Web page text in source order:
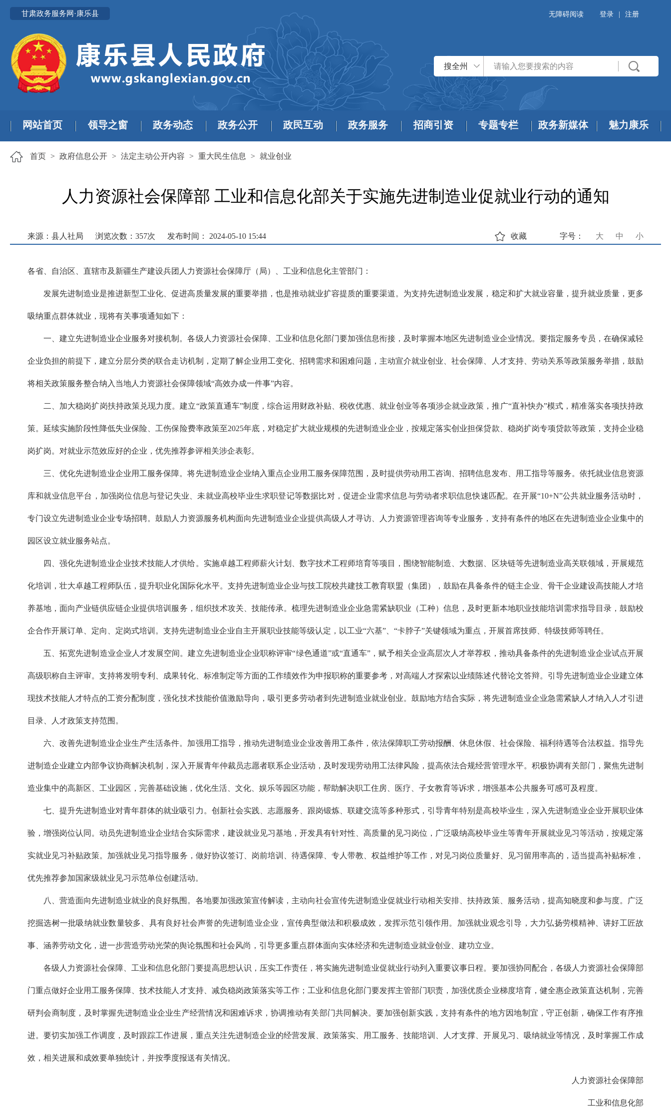
甘肃政务服务网·康乐县 无障碍阅读 登录 注册
搜全州
网站首页 领导之窗 政务动态 政务公开 政民互动 政务服务 招商引资 专题专栏 政务新媒体 魅力康乐
首页 > 政府信息公开 > 法定主动公开内容 > 重大民生信息 > 就业创业
人力资源社会保障部 工业和信息化部关于实施先进制造业促就业行动的通知
来源：县人社局 浏览次数： 357次 发布时间： 2024-05-10 15:44 字号： 大 中 小
收藏
各省、自治区、直辖市及新疆生产建设兵团人力资源社会保障厅（局）、工业和信息化主管部门 ：
发展先进制造业是推进新型工业化、促进高质量发展的重要举措，也是推动就业扩容提质的重要渠道。为支持先进制造业发展，稳定和扩大就业容量，提升就业质量，更多
吸纳重点群体就业，现将有关事项通知如下：
一、建立先进制造业企业服务对接机制。各级人力资源社会保障、工业和信息化部门要加强信息衔接，及时掌握本地区先进制造业企业情况。要指定服务专员，在确保减轻
企业负担的前提下，建立分层分类的联合走访机制，定期了解企业用工变化、招聘需求和困难问题，主动宣介就业创业、社会保障、人才支持、劳动关系等政策服务举措，鼓励
将相关政策服务整合纳入当地人力资源社会保障领域“高效办成一件事”内容。
二、加大稳岗扩岗扶持政策兑现力度。建立“政策直通车”制度，综合运用财政补贴、税收优惠、就业创业等各项涉企就业政策，推广“直补快办”模式，精准落实各项扶持政
策。延续实施阶段性降低失业保险、工伤保险费率政策至2025年底，对稳定扩大就业规模的先进制造业企业，按规定落实创业担保贷款、稳岗扩岗专项贷款等政策，支持企业稳
岗扩岗。对就业示范效应好的企业，优先推荐参评相关涉企表彰。
三、优化先进制造业企业用工服务保障。将先进制造业企业纳入重点企业用工服务保障范围，及时提供劳动用工咨询、招聘信息发布、用工指导等服务。依托就业信息资源
库和就业信息平台，加强岗位信息与登记失业、未就业高校毕业生求职登记等数据比对，促进企业需求信息与劳动者求职信息快速匹配。在开展“10+N”公共就业服务活动时，
专门设立先进制造业企业专场招聘。鼓励人力资源服务机构面向先进制造业企业提供高级人才寻访、人力资源管理咨询等专业服务，支持有条件的地区在先进制造业企业集中的
园区设立就业服务站点。
四、强化先进制造业企业技术技能人才供给。实施卓越工程师薪火计划、数字技术工程师培育等项目，围绕智能制造、大数据、区块链等先进制造业高关联领域，开展规范
化培训，壮大卓越工程师队伍，提升职业化国际化水平。支持先进制造业企业与技工院校共建技工教育联盟（集团），鼓励在具备条件的链主企业、骨干企业建设高技能人才培
养基地，面向产业链供应链企业提供培训服务，组织技术攻关、技能传承。梳理先进制造业企业急需紧缺职业（工种）信息，及时更新本地职业技能培训需求指导目录，鼓励校
企合作开展订单、定向、定岗式培训。支持先进制造业企业自主开展职业技能等级认定，以工业“六基”、“卡脖子”关键领域为重点，开展首席技师、特级技师等聘任。
五、拓宽先进制造业企业人才发展空间。建立先进制造业企业职称评审“绿色通道”或“直通车”，赋予相关企业高层次人才举荐权，推动具备条件的先进制造业企业试点开展
高级职称自主评审。支持将发明专利、成果转化、标准制定等方面的工作绩效作为申报职称的重要参考，对高端人才探索以业绩陈述代替论文答辩。引导先进制造业企业建立体
现技术技能人才特点的工资分配制度，强化技术技能价值激励导向，吸引更多劳动者到先进制造业就业创业。鼓励地方结合实际，将先进制造业企业急需紧缺人才纳入人才引进
目录、人才政策支持范围。
六、改善先进制造业企业生产生活条件。加强用工指导，推动先进制造业企业改善用工条件，依法保障职工劳动报酬、休息休假、社会保险、福利待遇等合法权益。指导先
进制造企业建立内部争议协商解决机制，深入开展青年仲裁员志愿者联系企业活动，及时发现劳动用工法律风险，提高依法合规经营管理水平。积极协调有关部门，聚焦先进制
造业集中的高新区、工业园区，完善基础设施，优化生活、文化、娱乐等园区功能，帮助解决职工住房、医疗、子女教育等诉求，增强基本公共服务可感可及程度。
七、提升先进制造业对青年群体的就业吸引力。创新社会实践、志愿服务、跟岗锻炼、联建交流等多种形式，引导青年特别是高校毕业生，深入先进制造业企业开展职业体
验，增强岗位认同。动员先进制造业企业结合实际需求，建设就业见习基地，开发具有针对性、高质量的见习岗位，广泛吸纳高校毕业生等青年开展就业见习等活动，按规定落
实就业见习补贴政策。加强就业见习指导服务，做好协议签订、岗前培训、待遇保障、专人带教、权益维护等工作，对见习岗位质量好、见习留用率高的，适当提高补贴标准，
优先推荐参加国家级就业见习示范单位创建活动。
八、营造面向先进制造业就业的良好氛围。各地要加强政策宣传解读，主动向社会宣传先进制造业促就业行动相关安排、扶持政策、服务活动，提高知晓度和参与度。广泛
挖掘选树一批吸纳就业数量较多、具有良好社会声誉的先进制造业企业，宣传典型做法和积极成效，发挥示范引领作用。加强就业观念引导，大力弘扬劳模精神、讲好工匠故
事、涵养劳动文化，进一步营造劳动光荣的舆论氛围和社会风尚，引导更多重点群体面向实体经济和先进制造业就业创业、建功立业。
各级人力资源社会保障、工业和信息化部门要提高思想认识，压实工作责任，将实施先进制造业促就业行动列入重要议事日程。要加强协同配合，各级人力资源社会保障部
门重点做好企业用工服务保障、技术技能人才支持、减负稳岗政策落实等工作；工业和信息化部门要发挥主管部门职责，加强优质企业梯度培育，健全惠企政策直达机制，完善
研判会商制度，及时掌握先进制造业企业生产经营情况和困难诉求，协调推动有关部门共同解决。要加强创新实践，支持有条件的地方因地制宜，守正创新，确保工作有序推
进。要切实加强工作调度，及时跟踪工作进展，重点关注先进制造企业的经营发展、政策落实、用工服务、技能培训、人才支撑、开展见习、吸纳就业等情况，及时掌握工作成
效，相关进展和成效要单独统计，并按季度报送有关情况。
人力资源社会保障部
工业和信息化部